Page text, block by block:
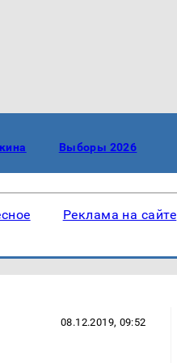
Выборы 2026
Реклама на сайте
08.12.2019, 09:52